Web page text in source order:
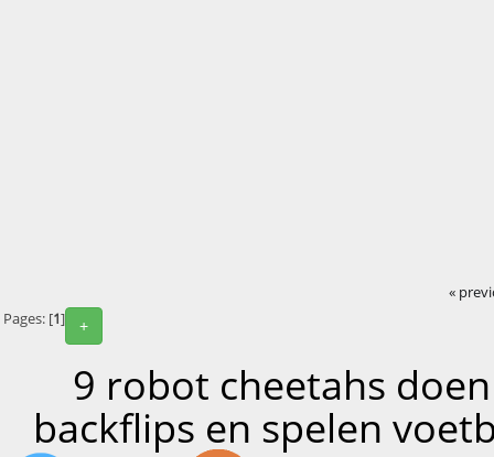
«
+
Pages: [1]
9 robot cheetahs doen
backflips en spelen